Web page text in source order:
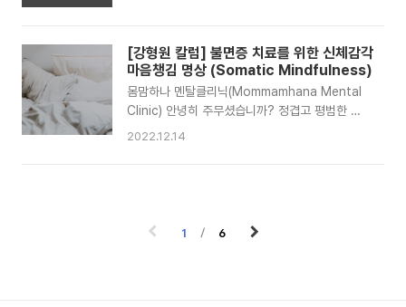
되어 심한 말다툼 끝에, 다시는 만나지 말자고 절
교를 선언하게 된 것이다. 감정을 조절하기 힘들었
고 급기야 ..
이라 재단하기 어렵다. 영화를 보며 많은 이는 눈
물을 흘렸을 것이다. 그들에게 즉시, 왜 눈물이 나
왔냐고 물어봤다면 어떤 대답을 들을 수 있었을
까? 그들의 경험만큼 다양한 의미가 담겨있을 것
이다. 제임스 엘킨스는 『그림과 눈물, 2007』 이
[강형원 칼럼] 불면증 치료를 위한 신체감각
마음챙김 명상 (Somatic Mindfulness)
몸맘하나 멘탈클리닉(Mommamhana Mental
Clinic) 안녕히 주무셨습니까? 정겹고 평범한 인
사지만 누군가에게는 큰 고민거리이다. 밤 새 뒤척
간만 해당하는 것은 아닐 것이다. 요즘 한산한 시
2022.12.14
1 6